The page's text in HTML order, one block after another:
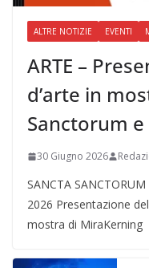
ALTRE NOTIZIE EVENTI
ARTE –
d’arte in
Sanctorum e
30 Giugno 2026
SANCTA
2026 Presentazione
mostra di MiraKerning